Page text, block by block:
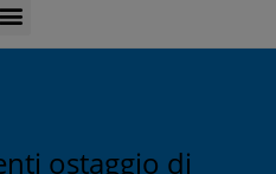
ostaggio di